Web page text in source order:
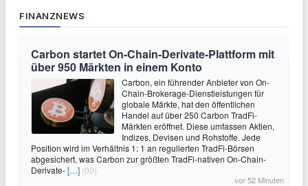
FINANZNEWS
Carbon startet On-Chain-Derivate-Plattform mit
über 950 Märkten in einem Konto
Carbon, ein führender Anbieter von On-
Chain-Brokerage-Dienstleistungen für
globale Märkte, hat den öffentlichen
Handel auf über 250 Carbon TradFi-
Märkten eröffnet. Diese umfassen Aktien,
Indizes, Devisen und Rohstoffe. Jede
Position wird im Verhältnis 1: 1 an regulierten TradFi-Börsen
abgesichert, was Carbon zur größten TradFi-nativen On-Chain-
Derivate-[…] (00)
vor 52 Minuten